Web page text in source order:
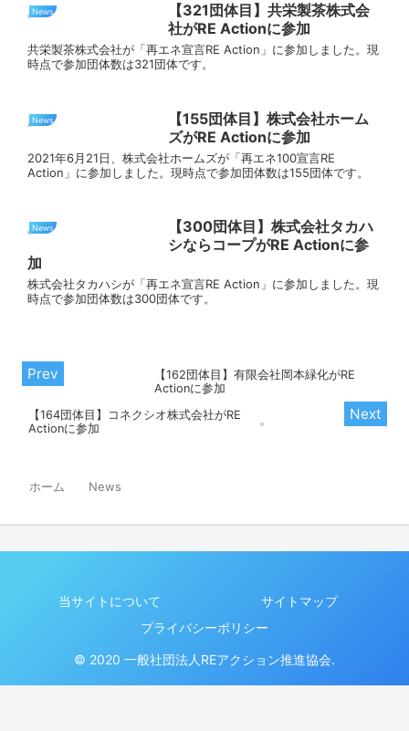
News
【321団体目】共栄製茶株式会
社がRE Actionに参加
共栄製茶株式会社が「再エネ宣言RE Action」に参加しました。現
時点で参加団体数は321団体です。
News
【155団体目】株式会社ホーム
ズがRE Actionに参加
2021年6月21日、株式会社ホームズが「再エネ100宣言RE
Action」に参加しました。現時点で参加団体数は155団体です。
News
【300団体目】株式会社タカハ
シならコープがRE Actionに参
加
株式会社タカハシが「再エネ宣言RE Action」に参加しました。現
時点で参加団体数は300団体です。
【162団体目】有限会社岡本緑化がRE
Actionに参加
【164団体目】コネクシオ株式会社がRE
Actionに参加
ホーム News
当サイトについて
サイトマップ
プライバシーポリシー
© 2020 一般社団法人REアクション推進協会.